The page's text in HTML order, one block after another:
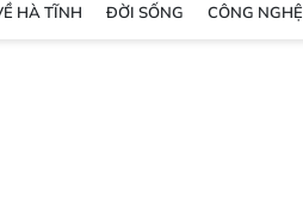
HÀ TĨNH ĐỜI SỐNG CÔNG NGHỆ